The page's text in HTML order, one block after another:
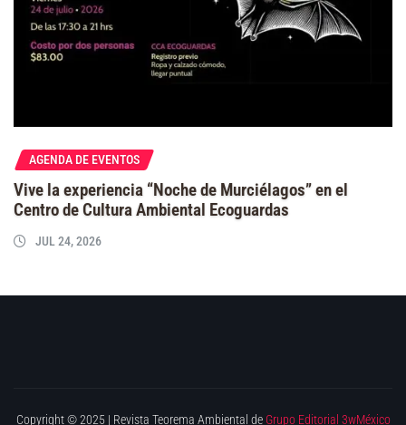
AGENDA DE EVENTOS
Vive la experiencia “Noche de Murciélagos” en el
Centro de Cultura Ambiental Ecoguardas
JUL 24, 2026
Copyright © 2025 | Revista Teorema Ambiental de Grupo Editorial 3wMéxico